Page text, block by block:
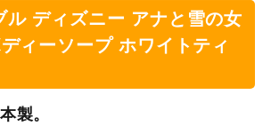
ル ディズニー アナと雪の女
ィーソープ ホワイトティ
製。